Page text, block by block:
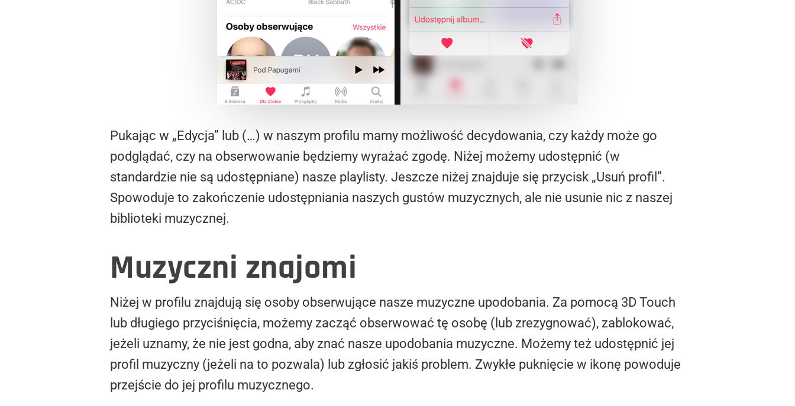
Pukając w „Edycja” lub (…) w naszym profilu mamy możliwość decydowania, czy każdy może go
podglądać, czy na obserwowanie będziemy wyrażać zgodę. Niżej możemy udostępnić (w
standardzie nie są udostępniane) nasze playlisty. Jeszcze niżej znajduje się przycisk „Usuń profil”.
Spowoduje to zakończenie udostępniania naszych gustów muzycznych, ale nie usunie nic z naszej
biblioteki muzycznej.
Muzyczni znajomi
Niżej w profilu znajdują się osoby obserwujące nasze muzyczne upodobania. Za pomocą 3D Touch
lub długiego przyciśnięcia, możemy zacząć obserwować tę osobę (lub zrezygnować), zablokować,
jeżeli uznamy, że nie jest godna, aby znać nasze upodobania muzyczne. Możemy też udostępnić jej
profil muzyczny (jeżeli na to pozwala) lub zgłosić jakiś problem. Zwykłe puknięcie w ikonę powoduje
przejście do jej profilu muzycznego.